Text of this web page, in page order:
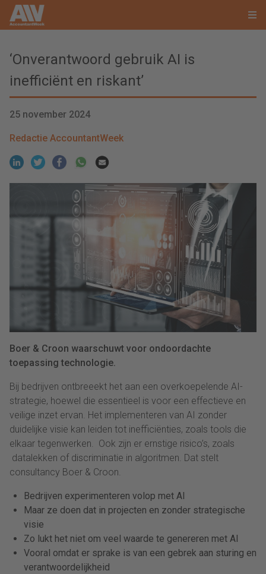
‘Onverantwoord gebruik AI is
inefficiënt en riskant’
25 november 2024
Redactie AccountantWeek
Boer & Croon waarschuwt voor ondoordachte
toepassing technologie.
Bij bedrijven ontbreeekt het aan een overkoepelende AI-
strategie, hoewel die essentieel is voor een effectieve en
veilige inzet ervan. Het implementeren van AI zonder
duidelijke visie kan leiden tot inefficiënties, zoals tools die
elkaar tegenwerken. Ook zijn er ernstige risico’s, zoals
datalekken of discriminatie in algoritmen. Dat stelt
consultancy Boer & Croon.
Bedrijven experimenteren volop met AI
Maar ze doen dat in projecten en zonder strategische
visie
Zo lukt het niet om veel waarde te genereren met AI
Vooral omdat er sprake is van een gebrek aan sturing en
verantwoordelijkheid